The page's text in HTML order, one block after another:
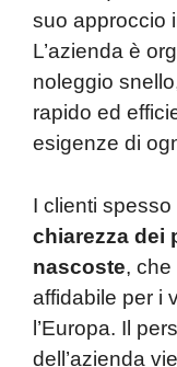
suo approccio
L’azienda è
noleggio
rapido ed
esigenze di
I clienti
chiarezza dei
nascoste, che
affidabile per i
l’Europa. Il
dell’azienda